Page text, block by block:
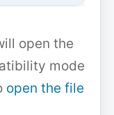
open the
mode
open the file